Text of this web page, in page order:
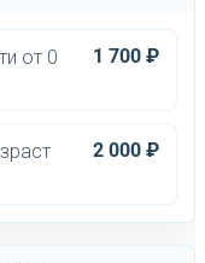
от 0
1 700 ₽
2 000 ₽